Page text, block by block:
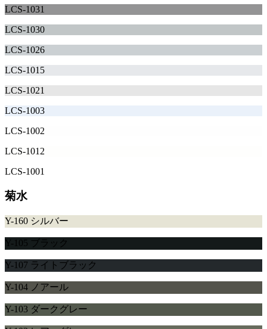
LCS-1031
LCS-1030
LCS-1026
LCS-1015
LCS-1021
LCS-1003
LCS-1002
LCS-1012
LCS-1001
菊水
Y-160 シルバー
Y-105 ブラック
Y-107 ライトブラック
Y-104 ノアール
Y-103 ダークグレー